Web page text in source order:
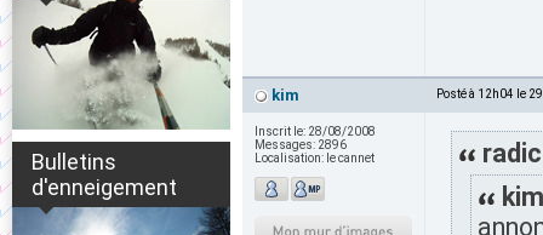
Bulletins
d'enneigement
kim Posté à 12h04 le
Inscrit le: 28/08/2008
Messages: 2896
Localisation: le cannet